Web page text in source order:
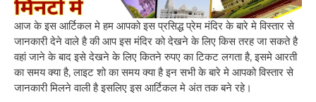
आज के इस आर्टिकल मे हम आपको इस प्रसिद्ध प्रेम मंदिर के बारे मे विस्तार से
जानकारी देने वाले है की आप इस मंदिर को देखने के लिए किस तरह जा सकते है
वहां जाने के बाद इसे देखने के लिए कितने रुपए का टिकट लगता है, इसमे आरती
का समय क्या है, लाइट शो का समय क्या है इन सभी के बारे मे आपको विस्तार से
जानकारी मिलने वाली है इसलिए इस आर्टिकल मे अंत तक बने रहे।